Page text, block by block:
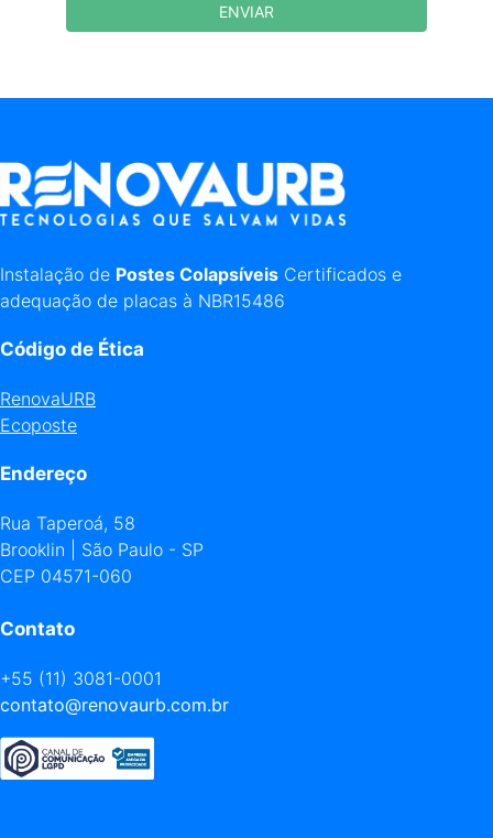
ENVIAR
Instalação de Postes Colapsíveis Certificados e
adequação de placas à NBR15486
Código de Ética
RenovaURB
Ecoposte
Endereço
Rua Taperoá, 58
Brooklin | São Paulo - SP
CEP 04571-060
Contato
+55 (11) 3081-0001
contato@renovaurb.com.br